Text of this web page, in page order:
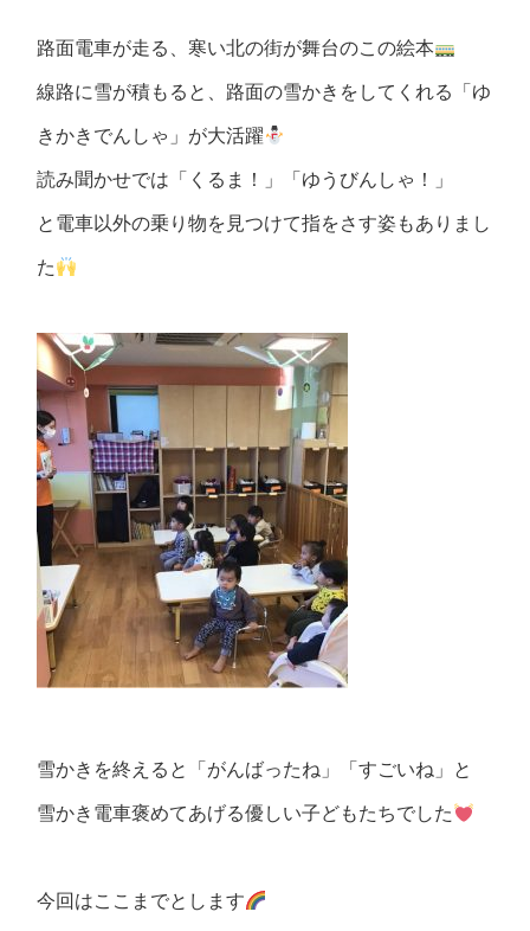
路面電車が走る、寒い北の街が舞台のこの絵本
線路に雪が積もると、路面の雪かきをしてくれる「ゆ
きかきでんしゃ」が大活躍
読み聞かせでは「くるま！」「ゆうびんしゃ！」
と電車以外の乗り物を見つけて指をさす姿もありまし
た
雪かきを終えると「がんばったね」「すごいね」と
雪かき電車褒めてあげる優しい子どもたちでした
今回はここまでとします